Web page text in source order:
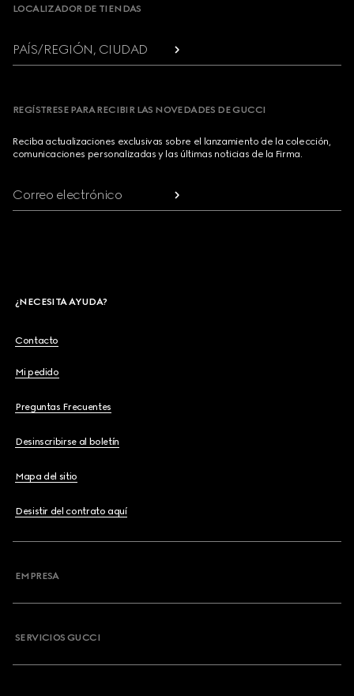
LOCALIZADOR DE TIENDAS
PAÍS/REGIÓN, CIUDAD
REGÍSTRESE PARA RECIBIR LAS NOVEDADES DE GUCCI
Reciba actualizaciones exclusivas sobre el lanzamiento de la colección,
comunicaciones personalizadas y las últimas noticias de la Firma.
Correo electrónico
¿NECESITA AYUDA?
Contacto
Mi pedido
Preguntas Frecuentes
Desinscribirse al boletín
Mapa del sitio
Desistir del contrato aquí
EMPRESA
SERVICIOS GUCCI